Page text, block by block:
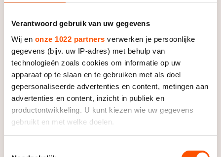
Verantwoord gebruik van uw gegevens
Wij en onze 1022 partners verwerken je persoonlijke
gegevens (bijv. uw IP-adres) met behulp van
technologieën zoals cookies om informatie op uw
apparaat op te slaan en te gebruiken met als doel
gepersonaliseerde advertenties en content, metingen aan
advertenties en content, inzicht in publiek en
productontwikkeling. U kunt kiezen wie uw gegevens
gebruikt en met welke doelen.
Tickets
Livestreams
Word schaatsfan!
Winacties
Olympische Spelen
Medaille overzicht
Medaillespiegel
Olympische uitslagen
Van Jong tot Goud verhalen